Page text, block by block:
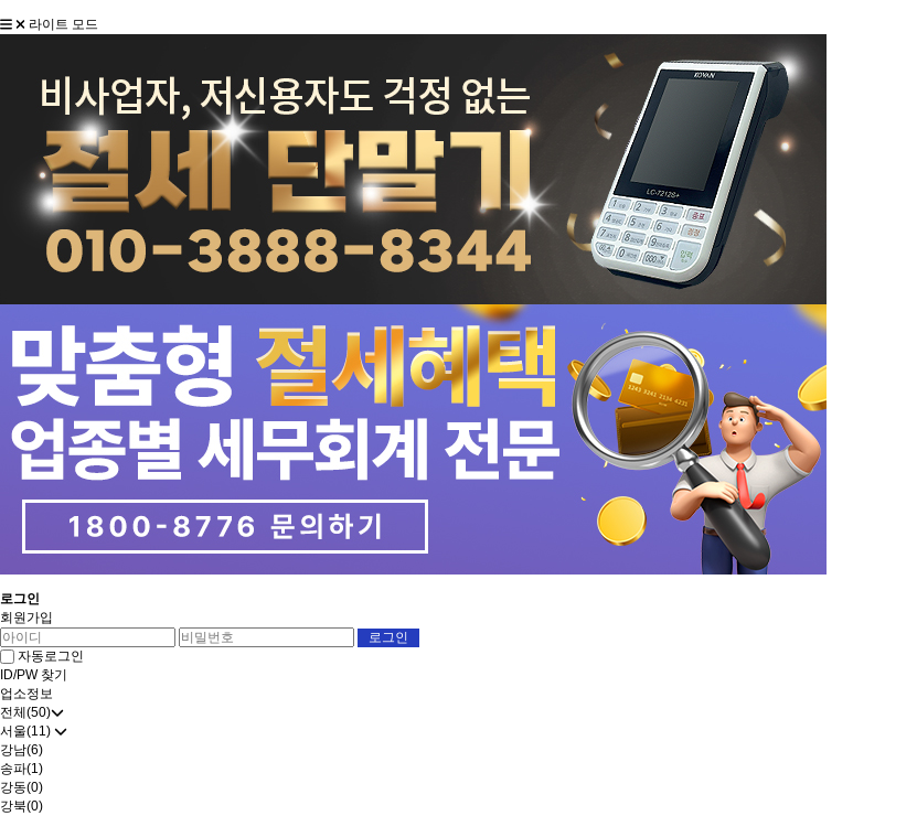
라이트 모드
로그인
회원가입
자동로그인
ID/PW 찾기
업소정보
전체(50)
서울(11)
강남(6)
송파(1)
강동(0)
강북(0)